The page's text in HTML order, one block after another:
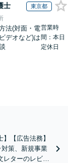
士 東京都
法(対面・電
デオなど)は
営業時
間：本日
定休日
【広告法務】
対策、新規事業
レターのレビュ